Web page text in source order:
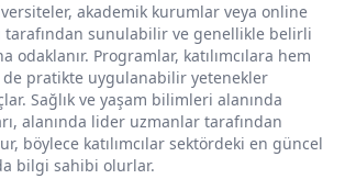
akademik kurumlar veya online
sunulabilir ve genellikle belirli
odaklanır. Programlar, katılımcılara hem
pratikte uygulanabilir yetenekler
Sağlık ve yaşam bilimleri alanında
alanında lider uzmanlar tarafından
böylece katılımcılar sektördeki en güncel
bilgi sahibi olurlar.